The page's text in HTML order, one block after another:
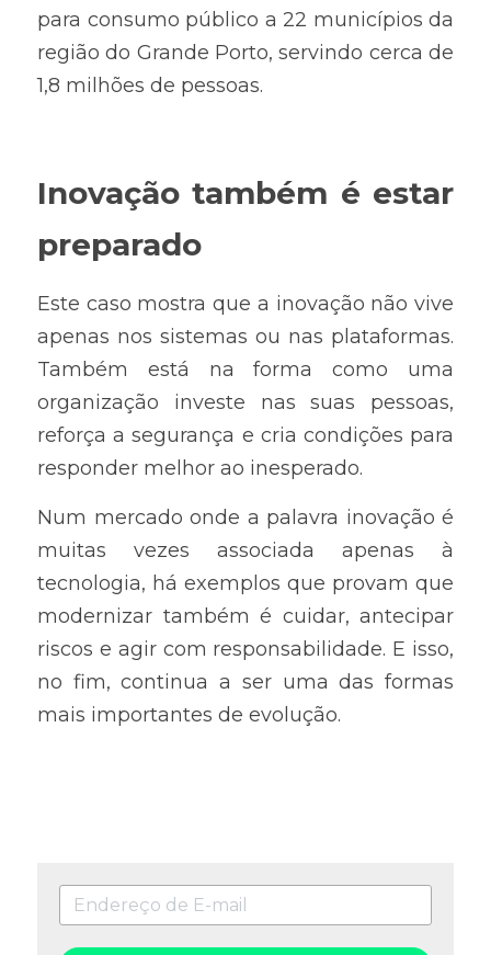
para consumo público a 22 municípios da
região do Grande Porto, servindo cerca de
1,8 milhões de pessoas.
Inovação também é estar
preparado
Este caso mostra que a inovação não vive
apenas nos sistemas ou nas plataformas.
Também está na forma como uma
organização investe nas suas pessoas,
reforça a segurança e cria condições para
responder melhor ao inesperado.
Num mercado onde a palavra inovação é
muitas vezes associada apenas à
tecnologia, há exemplos que provam que
modernizar também é cuidar, antecipar
riscos e agir com responsabilidade. E isso,
no fim, continua a ser uma das formas
mais importantes de evolução.